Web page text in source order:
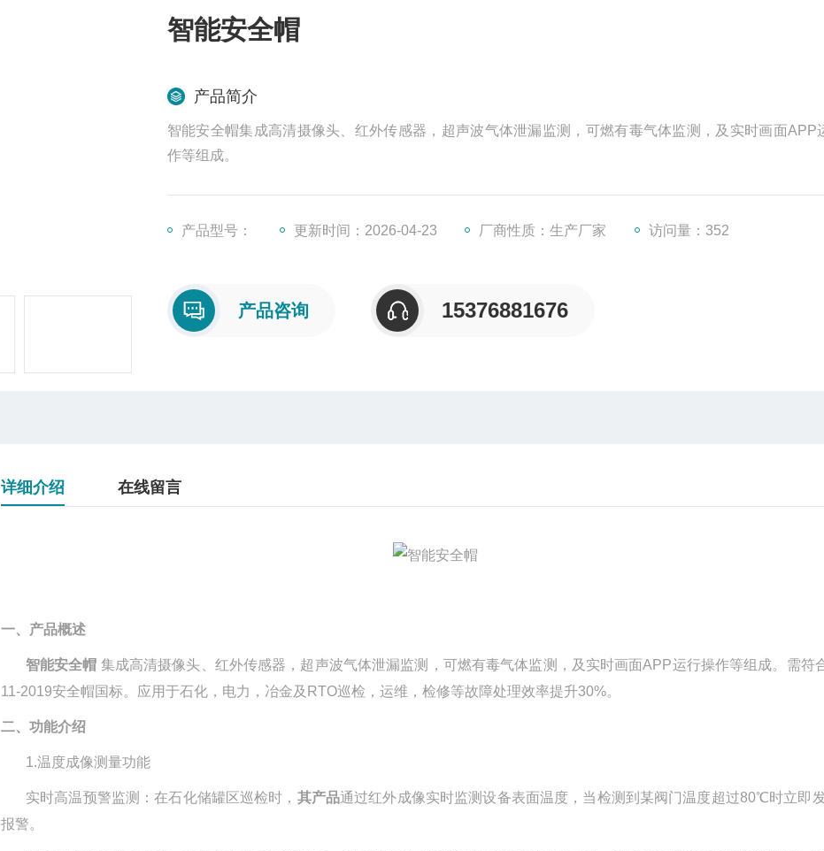
智能安全帽
产品简介
智能安全帽集成高清摄像头、红外传感器，超声波气体泄漏监测，可燃有毒气体监测，及实时画面APP
作等组成。
产品型号： 更新时间：2026-04-23 厂商性质：生产厂家 访问量：352
产品咨询 15376881676
详细介绍 在线留言
一、产品概述
智能安全帽 集成高清摄像头、红外传感器，超声波气体泄漏监测，可燃有毒气体监测，及实时画面APP运行操作等组成。 需符
11-2019安全帽国标。应用于石化，电力，冶金及RTO巡检，运维，检修等故障处理效率提升30%。
二、功能介绍
1.温度成像测量功能
实时高温预警监测：在石化储罐区巡检时， 其产品通过红外成像实时监测设备表面温度，当检测到某阀门温度超过80℃时立即
报警。